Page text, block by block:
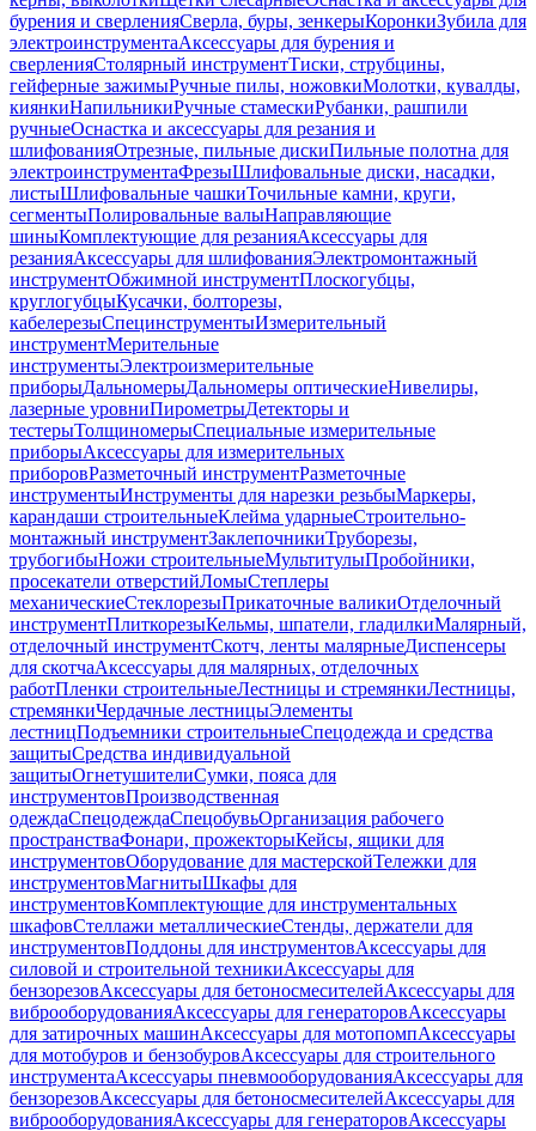
бурения и сверленияСверла, буры, зенкерыКоронкиЗубила для
электроинструментаАксессуары для бурения и
сверленияСтолярный инструментТиски, струбцины,
гейферные зажимыРучные пилы, ножовкиМолотки, кувалды,
киянкиНапильникиРучные стамескиРубанки, рашпили
ручныеОснастка и аксессуары для резания и
шлифованияОтрезные, пильные дискиПильные полотна для
электроинструментаФрезыШлифовальные диски, насадки,
листыШлифовальные чашкиТочильные камни, круги,
сегментыПолировальные валыНаправляющие
шиныКомплектующие для резанияАксессуары для
резанияАксессуары для шлифованияЭлектромонтажный
инструментОбжимной инструментПлоскогубцы,
круглогубцыКусачки, болторезы,
кабелерезыСпецинструментыИзмерительный
инструментМерительные
инструментыЭлектроизмерительные
приборыДальномерыДальномеры оптическиеНивелиры,
лазерные уровниПирометрыДетекторы и
тестерыТолщиномерыСпециальные измерительные
приборыАксессуары для измерительных
приборовРазметочный инструментРазметочные
инструментыИнструменты для нарезки резьбыМаркеры,
карандаши строительныеКлейма ударныеСтроительно-
монтажный инструментЗаклепочникиТруборезы,
трубогибыНожи строительныеМультитулыПробойники,
просекатели отверстийЛомыСтеплеры
механическиеСтеклорезыПрикаточные валикиОтделочный
инструментПлиткорезыКельмы, шпатели, гладилкиМалярный,
отделочный инструментСкотч, ленты малярныеДиспенсеры
для скотчаАксессуары для малярных, отделочных
работПленки строительныеЛестницы и стремянкиЛестницы,
стремянкиЧердачные лестницыЭлементы
лестницПодъемники строительныеСпецодежда и средства
защитыСредства индивидуальной
защитыОгнетушителиСумки, пояса для
инструментовПроизводственная
одеждаСпецодеждаСпецобувьОрганизация рабочего
пространстваФонари, прожекторыКейсы, ящики для
инструментовОборудование для мастерскойТележки для
инструментовМагнитыШкафы для
инструментовКомплектующие для инструментальных
шкафовСтеллажи металлическиеСтенды, держатели для
инструментовПоддоны для инструментовАксессуары для
силовой и строительной техникиАксессуары для
бензорезовАксессуары для бетоносмесителейАксессуары для
виброоборудованияАксессуары для генераторовАксессуары
для затирочных машинАксессуары для мотопомпАксессуары
для мотобуров и бензобуровАксессуары для строительного
инструментаАксессуары пневмооборудованияАксессуары для
бензорезовАксессуары для бетоносмесителейАксессуары для
виброоборудованияАксессуары для генераторовАксессуары